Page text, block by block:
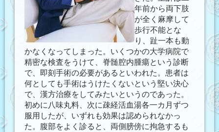
年前から両下肢
が全く麻摩して
歩行不能とな
り、趾一本も動
かなくなってしまった。いくつかの大学病院で
精密な検査をうけて、脊髄腔内腫瘍という診断
で、即刻手術の必要があるといわれた。患者は
何としても手術はうけたくないという堅い決心
で、漢方治療をしてみたいというのであった。
初めに八味丸料、次に疎経活血湯各一カ月ずつ
服用したが、いずれも効果は認められなかっ
た。腹部をよく診ると、両側膀傍に拘急するも